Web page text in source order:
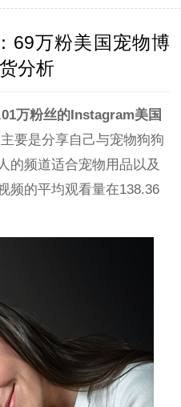
69万粉美国宠物博
分析
万粉丝的Instagram美国
主要是分享自己与宠物狗狗
的频道适合宠物用品以及
频的平均观看量在138.36